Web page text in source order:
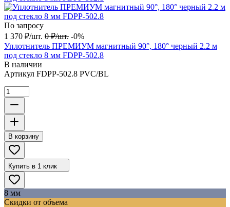
По запросу
1 370 ₽/шт. 0 ₽/шт. -0%
Уплотнитель ПРЕМИУМ магнитный 90°, 180° черный 2.2 м
под стекло 8 мм FDPP-502.8
В наличии
Артикул FDPP-502.8 PVC/BL
В корзину
Купить в 1 клик
8 мм
Скидки от объема